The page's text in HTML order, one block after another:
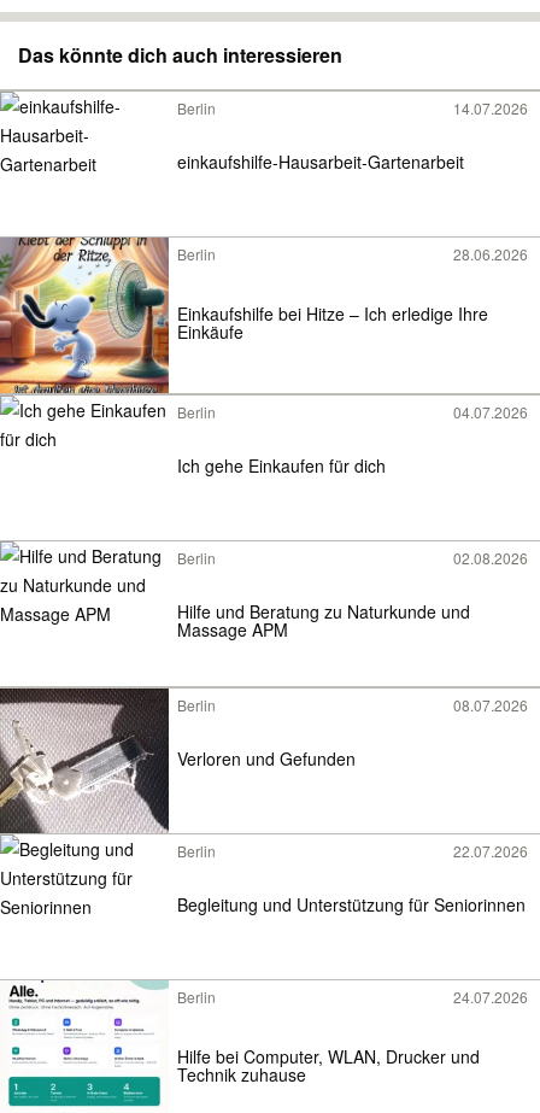
Das könnte dich auch interessieren
Berlin 14.07.2026
einkaufshilfe-Hausarbeit-Gartenarbeit
Berlin 28.06.2026
Einkaufshilfe bei Hitze – Ich erledige Ihre
Einkäufe
Berlin 04.07.2026
Ich gehe Einkaufen für dich
Berlin 02.08.2026
Hilfe und Beratung zu Naturkunde und
Massage APM
Berlin 08.07.2026
Verloren und Gefunden
Berlin 22.07.2026
Begleitung und Unterstützung für Seniorinnen
Berlin 24.07.2026
Hilfe bei Computer, WLAN, Drucker und
Technik zuhause